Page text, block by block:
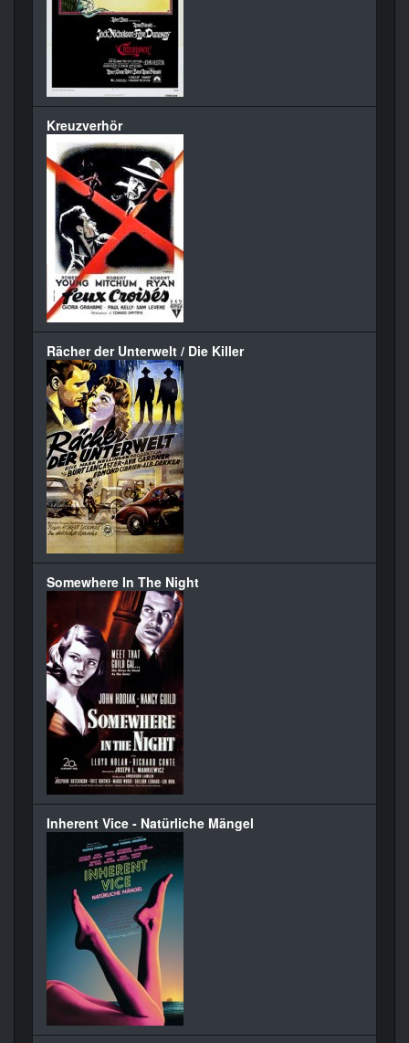
Kreuzverhör
Rächer der Unterwelt / Die Killer
Somewhere In The Night
Inherent Vice - Natürliche Mängel